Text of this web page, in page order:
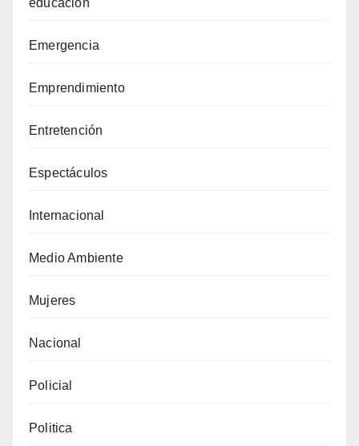
Emergencia
Emprendimiento
Entretención
Espectáculos
Internacional
Medio Ambiente
Mujeres
Nacional
Policial
Politica